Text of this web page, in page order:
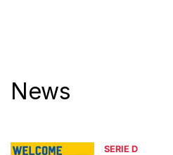
News
SERIE D